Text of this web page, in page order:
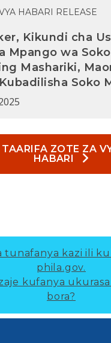
HABARI RELEASE
Kikundi cha
Mpango wa
Mashariki,
Soko
ZOTE ZA
HABARI
tunafanya kazi ili
phila.gov.
kufanya
bora?